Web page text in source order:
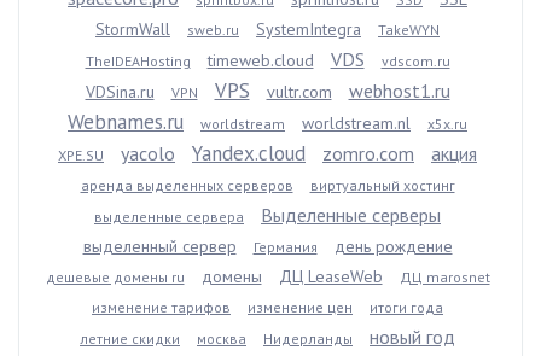
StormWall
sweb.ru SystemIntegra
TakeWYN
TheIDEAHosting
timeweb.cloud VDS vdscom.ru
VDSina.ru VPN VPS vultr.com webhost1.ru
Webnames.ru worldstream worldstream.nl
x5x.ru
XPE.SU
yacolo Yandex.cloud zomro.com акция
аренда выделенных серверов
виртуальный хостинг
выделенные сервера
Выделенные серверы
выделенный сервер Германия день рождение
дешевые домены ru домены ДЦ LeaseWeb
ДЦ marosnet
изменение тарифов
изменение цен
итоги года
летние скидки
москва Нидерланды новый год